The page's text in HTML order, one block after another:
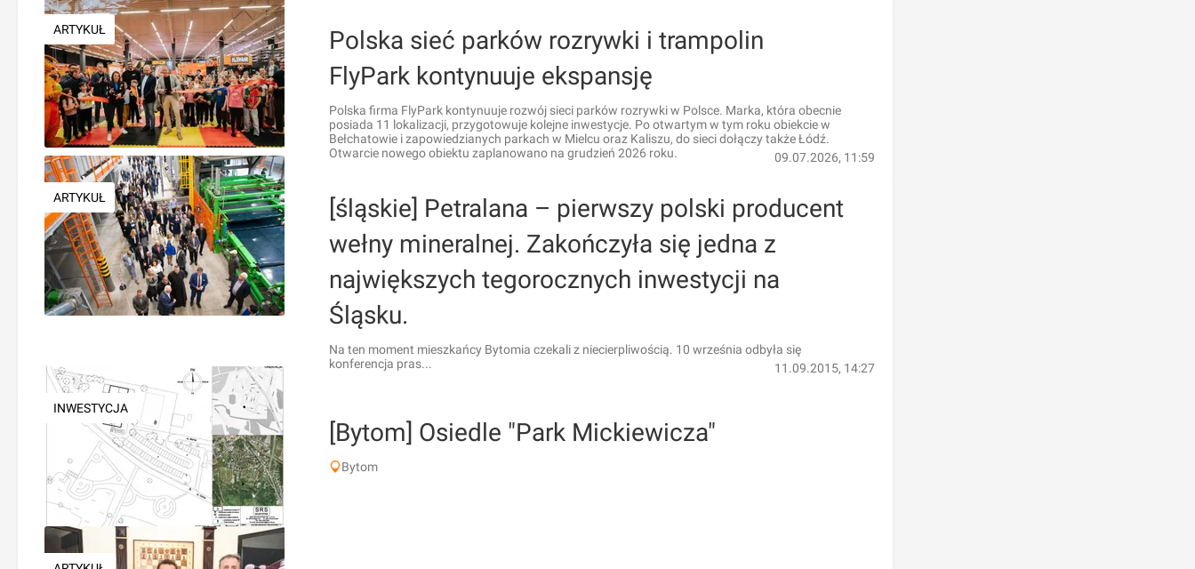
ARTYKUŁ
Polska sieć parków rozrywki i trampolin
FlyPark kontynuuje ekspansję
Polska firma FlyPark kontynuuje rozwój sieci parków rozrywki w Polsce. Marka, która obecnie
posiada 11 lokalizacji, przygotowuje kolejne inwestycje. Po otwartym w tym roku obiekcie w
Bełchatowie i zapowiedzianych parkach w Mielcu oraz Kaliszu, do sieci dołączy także Łódź.
Otwarcie nowego obiektu zaplanowano na grudzień 2026 roku.
09.07.2026, 11:59
ARTYKUŁ
[śląskie] Petralana – pierwszy polski producent
wełny mineralnej. Zakończyła się jedna z
największych tegorocznych inwestycji na
Śląsku.
Na ten moment mieszkańcy Bytomia czekali z niecierpliwością. 10 września odbyła się
konferencja pras...
11.09.2015, 14:27
INWESTYCJA
[Bytom] Osiedle "Park Mickiewicza"
Bytom